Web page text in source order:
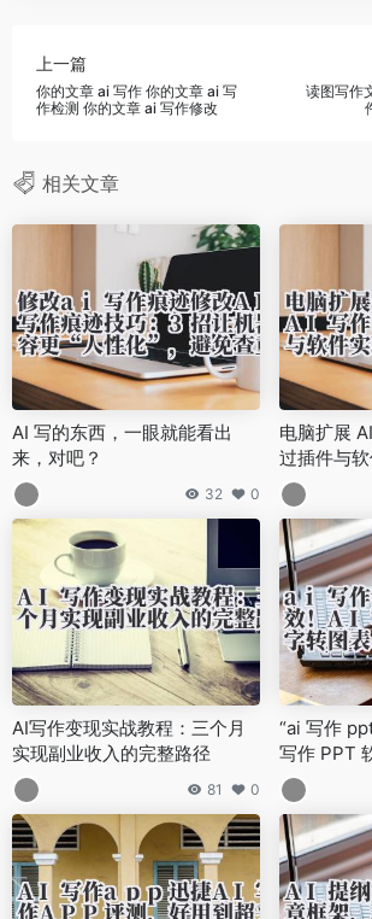
上一篇
你的文章 ai 写作 你的文章 ai 写
作检测 你的文章 ai 写作修改
读图写作
相关文章
AI 写的东西，一眼就能看出
来，对吧？
32 0
电脑扩展
过插件与
二次提升
AI写作变现实战教程：三个月
实现副业收入的完整路径
81 0
“ai 写作
写作 PPT
智能排版技